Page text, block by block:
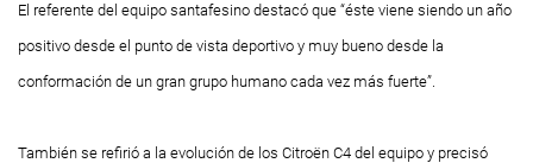
El referente del equipo santafesino destacó que “éste viene siendo un año
positivo desde el punto de vista deportivo y muy bueno desde la
conformación de un gran grupo humano cada vez más fuerte”.
También se refirió a la evolución de los Citroën C4 del equipo y precisó